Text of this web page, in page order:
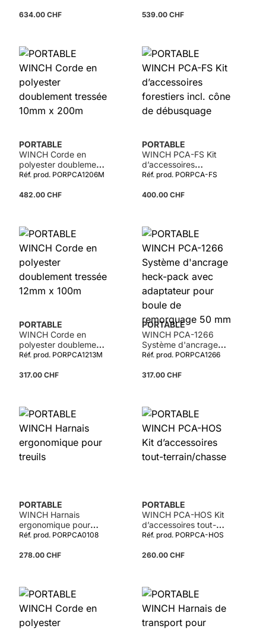
634.00 CHF 539.00 CHF
PORTABLE
WINCH Corde en
polyester doublement
tressée 10mm x 200m
Réf. prod. PORPCA1206M
482.00 CHF
PORTABLE
WINCH PCA-FS Kit
d’accessoires
forestiers incl. cône de
Réf. prod. PORPCA-FS
400.00 CHF
PORTABLE
WINCH Corde en
polyester doublement
tressée 12mm x 100m
Réf. prod. PORPCA1213M
317.00 CHF
PORTABLE
WINCH PCA-1266
Système d'ancrage
heck-pack avec
de remorquage 50 mm
Réf. prod. PORPCA1266
317.00 CHF
PORTABLE
WINCH Harnais
ergonomique pour
treuils
Réf. prod. PORPCA0108
278.00 CHF
PORTABLE
WINCH PCA-HOS Kit
d’accessoires tout-
terrain/chasse
Réf. prod. PORPCA-HOS
260.00 CHF